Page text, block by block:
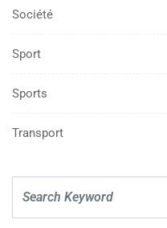
Société
Sport
Sports
Transport